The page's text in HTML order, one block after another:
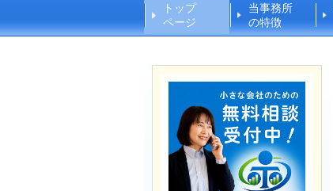
トップ
ページ
当事務所
の特徴